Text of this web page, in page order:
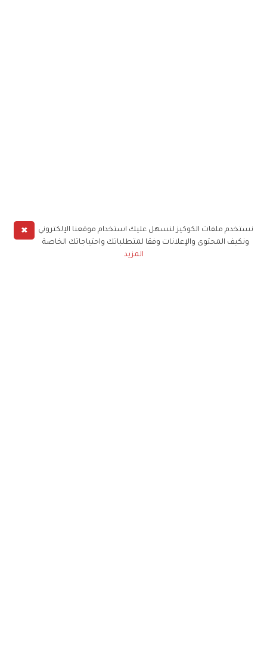
✖
نستخدم ملفات الكوكيز لنسهل عليك استخدام موقعنا الإلكتروني
ونكيف المحتوى والإعلانات وفقا لمتطلباتك واحتياجاتك الخاصة
المزيد